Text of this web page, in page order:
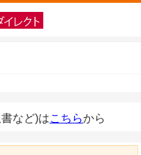
など)はこちらから